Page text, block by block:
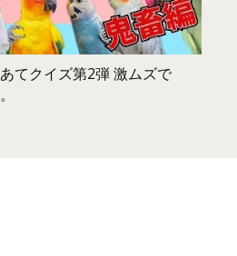
てクイズ第2弾 激ムズで